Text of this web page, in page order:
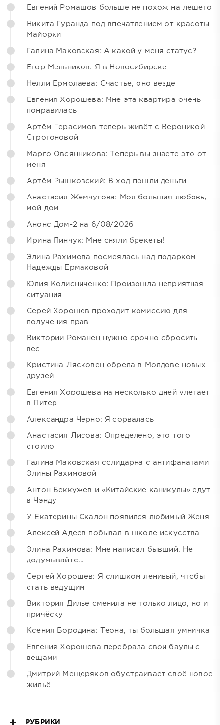
Евгений Ромашов больше не похож на лешего
Никита Гуранда под впечатлением от красоты
Майорки
Галина Маковская: А какой у меня статус?
Егор Мельников: Я в Новосибирске
Нелли Ермолаева: Счастье, оно везде
Евгения Хорошева: Мне эта квартира очень
понравилась
Артём Герасимов теперь живёт с Вероникой
Строгоновой
Марго Овсянникова: Теперь вы знаете это от
меня
Артём Рышковский: В ход пошли деньги
Анастасия Жемчугова: Моя большая любовь,
мой дом
Анонс Дом-2 на 6/08/2026
Ирина Пинчук: Мне сняли брекеты!
Элина Рахимова посмеялась над подарком
Надежды Ермаковой
Юлия Колисниченко: Произошла неприятная
ситуация
Серей Хорошев проходит комиссию для
получения прав
Виктории Романец нужно срочно сбросить
вес
Кристина Лясковец обрела в Молдове новых
друзей
Евгения Хорошева на несколько дней улетает
в Питер
Александра Черно: Я сорвалась
Анастасия Лисова: Определено, это того
стоило
Галина Маковская солидарна с антифанатами
Элины Рахимовой
Антон Беккужев и «Китайские каникулы» едут
в Чэнду
У Екатерины Скалон появился любимый Женя
Алексей Адеев побывал в школе искусства
Элина Рахимова: Мне написал бывший. Не
додумывайте...
Сергей Хорошев: Я слишком ленивый, чтобы
стать ведущим
Виктория Дилье сменила не только лицо, но и
причёску
Ксения Бородина: Теона, ты большая умничка
Евгения Хорошева перебрала свои баулы с
вещами
Дмитрий Мещеряков обустраивает своё новое
жильё
РУБРИКИ